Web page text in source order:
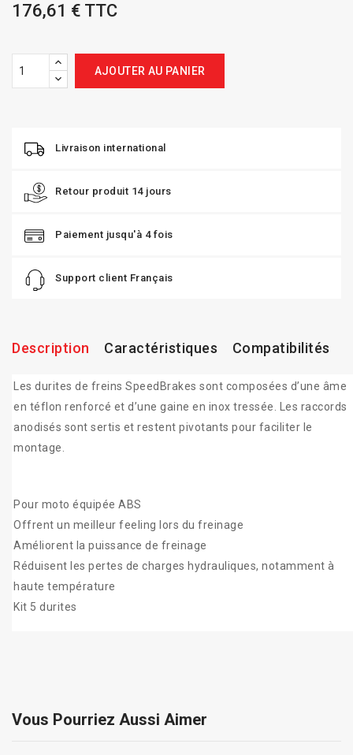
176,61 € TTC
AJOUTER AU PANIER
Livraison international
Retour produit 14 jours
Paiement jusqu'à 4 fois
Support client Français
Description Caractéristiques Compatibilités
Les durites de freins SpeedBrakes sont composées d’une âme
en téflon renforcé et d’une gaine en inox tressée. Les raccords
anodisés sont sertis et restent pivotants pour faciliter le
montage.
Pour moto équipée ABS
Offrent un meilleur feeling lors du freinage
Améliorent la puissance de freinage
Réduisent les pertes de charges hydrauliques, notamment à
haute température
Kit 5 durites
Vous Pourriez Aussi Aimer